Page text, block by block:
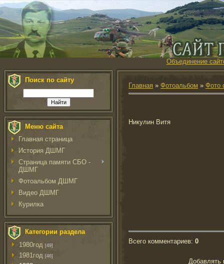
Объединение
Поиск по сайту
Меню сайта
Главная страница
История ДШМГ
Страница памяти СБО -
ДШМГ
Фотоальбом ДШМГ
Видео ДШМГ
Курилка
Категории раздела
1980год [49]
1981год [46]
Главная » Фотоальбом » Фото
Никулин Витя
Всего комментариев: 0
Добавлять